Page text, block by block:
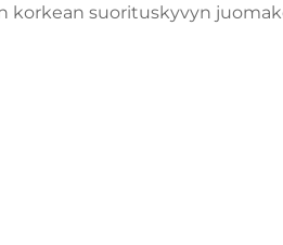
korkean suorituskyvyn